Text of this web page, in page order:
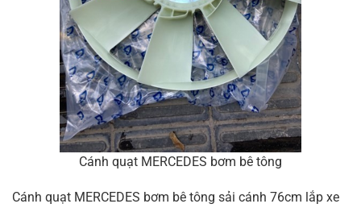
Cánh quạt MERCEDES bơm bê tông
Cánh quạt MERCEDES bơm bê tông sải cánh 76cm lắp xe